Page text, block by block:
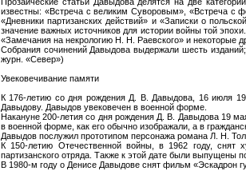
известны: «Встреча с великим Суворовым», «Встреча с
«Дневники партизанских действий» и «Записки о
значение важных источников для истории войны той
«Замечания на некрологию H. H. Раевского» и некоторые
Собрания сочинений Давыдова выдержали шесть
журн. «Север»)
Увековечивание памяти
К 176-летию со дня рождения Д. В. Давыдова, 16 июля
Давыдову. Давыдов увековечен в военной форме.
Накануне 200-летия со дня рождения Д. В. Давыдова 19
в военной форме, как его обычно изображали, а в
Давыдов послужил прототипом персонажа романа Л. Н.
К 150-летию Отечественной войны, в 1962 году, снят
партизанского отряда. Также к этой дате были
В 1980-м году о Денисе Давыдове снят фильм «Эскадрон